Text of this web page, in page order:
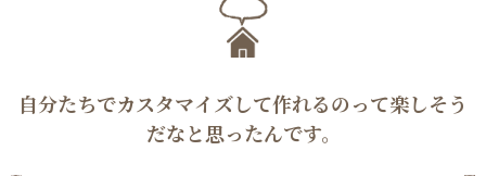
自分たちでカスタマイズして作れるのって楽しそう
だなと思ったんです。